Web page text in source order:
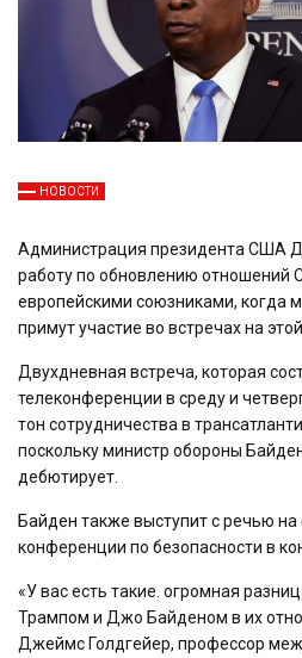
НОВОСТИ
Администрация президента США
работу по обновлению отношений
европейскими союзниками, когда
примут участие во встречах на
Двухдневная встреча, которая
телеконференции в среду и
тон сотрудничества в
поскольку министр обороны
дебютирует.
Байден также выступит с речью
конференции по безопасности в
«У вас есть такие. огромная
Трампом и Джо Байденом в их
Джеймс Голдгейер, профессор